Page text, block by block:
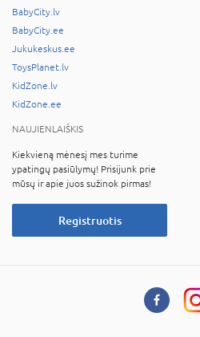
BabyCity.lv
BabyCity.ee
Jukukeskus.ee
ToysPlanet.lv
KidZone.lv
KidZone.ee
NAUJIENLAIŠKIS
Kiekvieną mėnesį mes turime
ypatingų pasiūlymų! Prisijunk prie
mūsų ir apie juos sužinok pirmas!
Registruotis